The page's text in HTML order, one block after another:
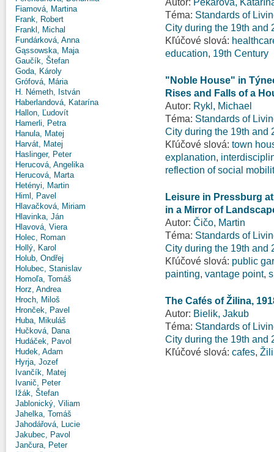
Fiamová, Martina
Frank, Robert
Frankl, Michal
Fundárková, Anna
Gąssowska, Maja
Gaučík, Štefan
Goda, Károly
Grófová, Mária
H. Németh, István
Haberlandová, Katarína
Hallon, Ľudovít
Hamerli, Petra
Hanula, Matej
Harvát, Matej
Haslinger, Peter
Herucová, Angelika
Herucová, Marta
Hetényi, Martin
Himl, Pavel
Hlavačková, Miriam
Hlavinka, Ján
Hlavová, Viera
Holec, Roman
Hollý, Karol
Holub, Ondřej
Holubec, Stanislav
Homoľa, Tomáš
Horz, Andrea
Hroch, Miloš
Hronček, Pavel
Huba, Mikuláš
Hučková, Dana
Hudáček, Pavol
Hudek, Adam
Hyrja, Jozef
Ivančík, Matej
Ivanič, Peter
Ižák, Štefan
Jablonický, Viliam
Jahelka, Tomáš
Jahodářová, Lucie
Jakubec, Pavol
Jančura, Peter
Téma: Standards of
City during the 19th and
Kľúčové slová:
education, 19th Century
"Noble House" in
Rises and Falls of a
Autor: Rykl, Michael
Téma: Standards of
City during the 19th and
Kľúčové slová: town
explanation,
reflection of social
Leisure in Pressburg
in a Mirror of
Autor: Čičo, Martin
Téma: Standards of
City during the 19th and
Kľúčové slová: public
painting, vantage point,
The Cafés of Žilina,
Autor: Bielik, Jakub
Téma: Standards of
City during the 19th and
Kľúčové slová: cafes,